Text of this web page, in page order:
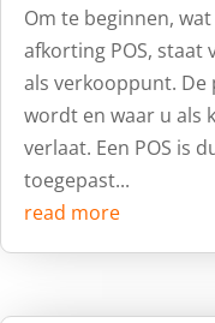
Om te beginnen,
afkorting POS, staat
als verkooppunt. De
wordt en waar u als
verlaat. Een POS is
toegepast...
read more